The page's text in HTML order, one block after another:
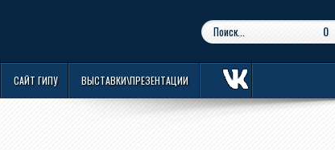
0
САЙТ ГИПУ ВЫСТАВКИ\ПРЕЗЕНТАЦИИ